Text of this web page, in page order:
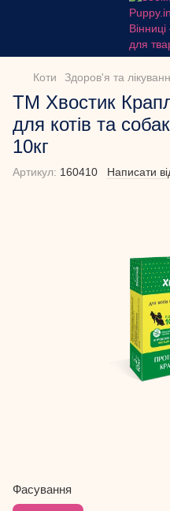
Коти Здоров'я та
ТМ Хвостик
для котів та
10кг
Артикул: 160410 Написати
Фасування